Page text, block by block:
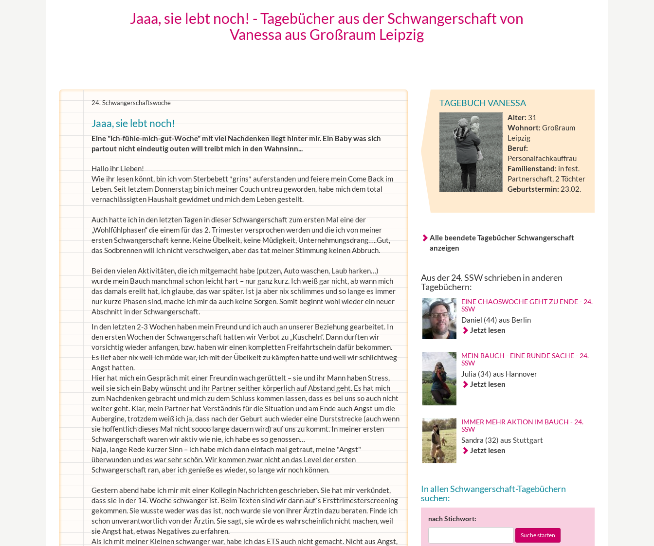
Jaaa, sie lebt noch! - Tagebücher aus der Schwangerschaft von
Vanessa aus Großraum Leipzig
24. Schwangerschaftswoche
Jaaa, sie lebt noch!
Eine "ich-fühle-mich-gut-Woche" mit viel Nachdenken liegt hinter mir. Ein Baby was sich
partout nicht eindeutig outen will treibt mich in den Wahnsinn...
Hallo ihr Lieben!
Wie ihr lesen könnt, bin ich vom Sterbebett *grins* auferstanden und feiere mein Come Back im
Leben. Seit letztem Donnerstag bin ich meiner Couch untreu geworden, habe mich dem total
vernachlässigten Haushalt gewidmet und mich dem Leben gestellt.
Auch hatte ich in den letzten Tagen in dieser Schwangerschaft zum ersten Mal eine der
„Wohlfühlphasen“ die einem für das 2. Trimester versprochen werden und die ich von meiner
ersten Schwangerschaft kenne. Keine Übelkeit, keine Müdigkeit, Unternehmungsdrang…..Gut,
das Sodbrennen will ich nicht verschweigen, aber das tat meiner Stimmung keinen Abbruch.
Bei den vielen Aktivitäten, die ich mitgemacht habe (putzen, Auto waschen, Laub harken…)
wurde mein Bauch manchmal schon leicht hart – nur ganz kurz. Ich weiß gar nicht, ab wann mich
das damals ereilt hat, ich glaube, das war später. Ist ja aber nix schlimmes und so lange es immer
nur kurze Phasen sind, mache ich mir da auch keine Sorgen. Somit beginnt wohl wieder ein neuer
Abschnitt in der Schwangerschaft.
In den letzten 2-3 Wochen haben mein Freund und ich auch an unserer Beziehung gearbeitet. In
den ersten Wochen der Schwangerschaft hatten wir Verbot zu „Kuscheln“. Dann durften wir
vorsichtig wieder anfangen, bzw. haben wir einen kompletten Freifahrtschein dafür bekommen.
Es lief aber nix weil ich müde war, ich mit der Übelkeit zu kämpfen hatte und weil wir schlichtweg
Angst hatten.
Hier hat mich ein Gespräch mit einer Freundin wach gerüttelt – sie und ihr Mann haben Stress,
weil sie sich ein Baby wünscht und ihr Partner seither körperlich auf Abstand geht. Es hat mich
zum Nachdenken gebracht und mich zu dem Schluss kommen lassen, dass es bei uns so auch nicht
weiter geht. Klar, mein Partner hat Verständnis für die Situation und am Ende auch Angst um die
Aubergine, trotzdem weiß ich ja, dass nach der Geburt auch wieder eine Durststrecke (auch wenn
sie hoffentlich dieses Mal nicht soooo lange dauern wird) auf uns zu kommt. In meiner ersten
Schwangerschaft waren wir aktiv wie nie, ich habe es so genossen…
Naja, lange Rede kurzer Sinn – ich habe mich dann einfach mal getraut, meine "Angst"
überwunden und es war sehr schön. Wir kommen zwar nicht an das Level der ersten
Schwangerschaft ran, aber ich genieße es wieder, so lange wir noch können.
Gestern abend habe ich mir mit einer Kollegin Nachrichten geschrieben. Sie hat mir verkündet,
dass sie in der 14. Woche schwanger ist. Beim Texten sind wir dann auf´s Ersttrimesterscreening
gekommen. Sie wusste weder was das ist, noch wurde sie von ihrer Ärztin dazu beraten. Finde ich
schon unverantwortlich von der Ärztin. Sie sagt, sie würde es wahrscheinlich nicht machen, weil
sie Angst hat, etwas Negatives zu erfahren.
Als ich mit meiner Kleinen schwanger war, habe ich das ETS auch nicht gemacht. Nicht aus Angst,
TAGEBUCH VANESSA
Alter: 31
Wohnort: Großraum
Leipzig
Beruf:
Personalfachkauffrau
Familienstand: in fest.
Partnerschaft, 2 Töchter
Geburtstermin: 23.02.
Alle beendete Tagebücher Schwangerschaft
anzeigen
Aus der 24. SSW schrieben in anderen
Tagebüchern:
EINE CHAOSWOCHE GEHT ZU ENDE - 24.
SSW
Daniel (44) aus Berlin
Jetzt lesen
MEIN BAUCH - EINE RUNDE SACHE - 24.
SSW
Julia (34) aus Hannover
Jetzt lesen
IMMER MEHR AKTION IM BAUCH - 24.
SSW
Sandra (32) aus Stuttgart
Jetzt lesen
In allen Schwangerschaft-Tagebüchern
suchen:
nach Stichwort:
Suche starten